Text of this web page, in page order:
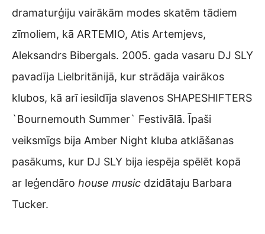
dramaturģiju vairākām modes skatēm tādiem
zīmoliem, kā ARTEMIO, Atis Artemjevs,
Aleksandrs Bibergals. 2005. gada vasaru DJ SLY
pavadīja Lielbritānijā, kur strādāja vairākos
klubos, kā arī iesildīja slavenos SHAPESHIFTERS
`Bournemouth Summer` Festivālā. Īpaši
veiksmīgs bija Amber Night kluba atklāšanas
pasākums, kur DJ SLY bija iespēja spēlēt kopā
ar leģendāro house music dzidātaju Barbara
Tucker.